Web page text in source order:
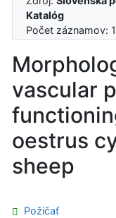
Katalóg
Počet záznamov: 1
vascular
oestrus
sheep
Požičať